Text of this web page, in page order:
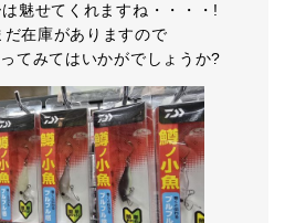
魅せてくれますね・・・・!
だ在庫がありますので
てみてはいかがでしょうか?